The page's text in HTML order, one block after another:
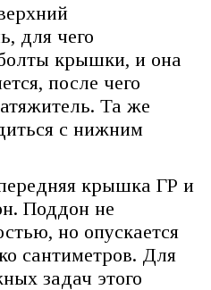
для чего
крышки, и она
после чего
Та же
с нижним
крышка ГР и
Поддон не
но опускается
сантиметров. Для
задач этого